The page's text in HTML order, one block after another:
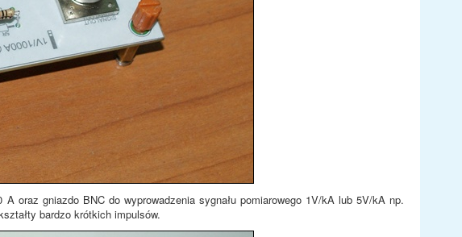
oraz gniazdo BNC do wyprowadzenia sygnału pomiarowego 1V/kA lub 5V/kA np.
bardzo krótkich impulsów.